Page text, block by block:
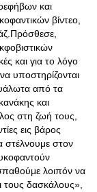
και
βίντεο,
και για το λόγο
υποστηρίζονται
από τα
και
στη ζωή τους,
εις βάρος
στέλνουμε στον
λοιπόν να
τους δασκάλους»,